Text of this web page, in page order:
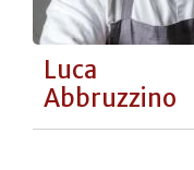
Michele